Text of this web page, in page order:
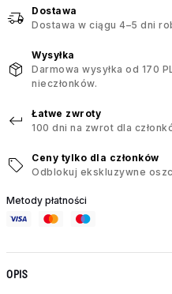
Dostawa
Dostawa w ciągu 4–5 dni
Wysyłka
Darmowa wysyłka od 170
nieczłonków.
Łatwe zwroty
100 dni na zwrot dla
Ceny tylko dla członków
Odblokuj ekskluzywne
Metody płatności
OPIS